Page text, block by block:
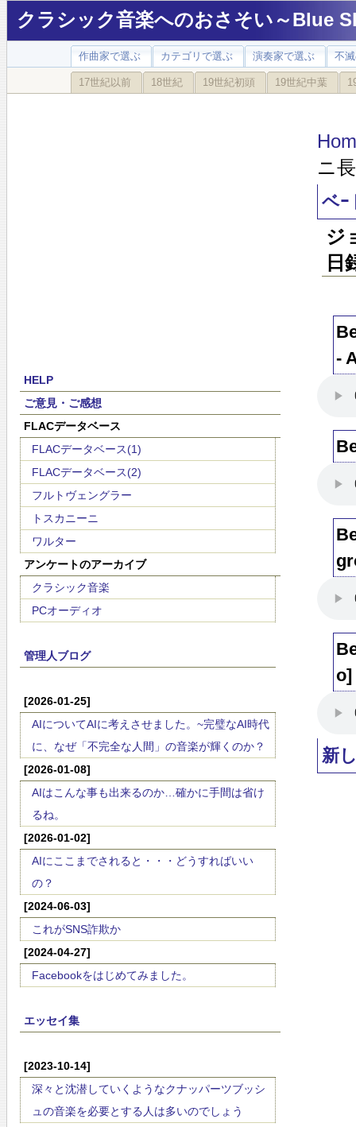
クラシック音楽へのおさそい～Blue
作曲家で選ぶ カテゴリで選ぶ 演奏家で選ぶ 不
17世紀以前 18世紀 19世紀初頭 19世紀中葉
HELP
ご意見・ご感想
FLACデータベース
FLACデータベース(1)
FLACデータベース(2)
フルトヴェングラー
トスカニーニ
ワルター
アンケートのアーカイブ
クラシック音楽
PCオーディオ
管理人ブログ
[2026-01-25]
AIについてAIに考えさせました。~完璧なAI時代
に、なぜ「不完全な人間」の音楽が輝くのか？
[2026-01-08]
AIはこんな事も出来るのか…確かに手間は省け
るね。
[2026-01-02]
AIにここまでされると・・・どうすればいい
の？
[2024-06-03]
これがSNS詐欺か
[2024-04-27]
Facebookをはじめてみました。
エッセイ集
[2023-10-14]
深々と沈潜していくようなクナッパーツブッシ
ュの音楽を必要とする人は多いのでしょう
ニ
ベｰ
ジ
日
-
o]
新